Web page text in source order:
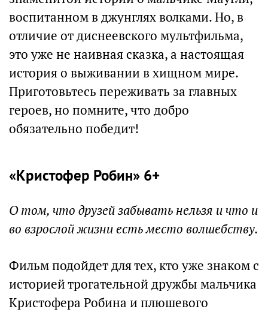
воспитанном в джунглях волками. Но, в
отличие от диснеевского мультфильма,
это уже не наивная сказка, а настоящая
история о выживании в хищном мире.
Приготовьтесь переживать за главных
героев, но помните, что добро
обязательно победит!
«Кристофер Робин» 6+
О том, что друзей забывать нельзя и что и
во взрослой жизни есть место волшебству.
Фильм подойдет для тех, кто уже знаком с
историей трогательной дружбы мальчика
Кристофера Робина и плюшевого